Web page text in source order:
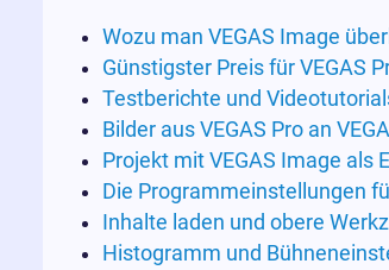
Wozu man VEGAS Image
Günstigster Preis für VEGAS
Testberichte und
Bilder aus VEGAS Pro an
Projekt mit VEGAS Image als
Die Programmeinstellungen
Inhalte laden und obere
Histogramm und